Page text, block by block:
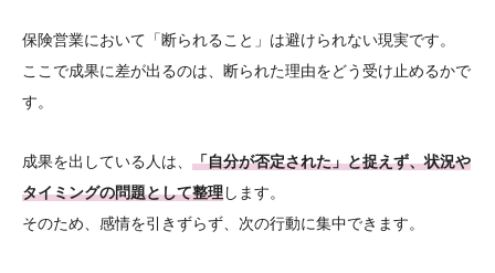
保険営業において「断られること」は避けられない現実です。
ここで成果に差が出るのは、断られた理由をどう受け止めるかで
す。
成果を出している人は、 「自分が否定された」と捉えず、状況や
タイミングの問題として整理します。
そのため、感情を引きずらず、次の行動に集中できます。